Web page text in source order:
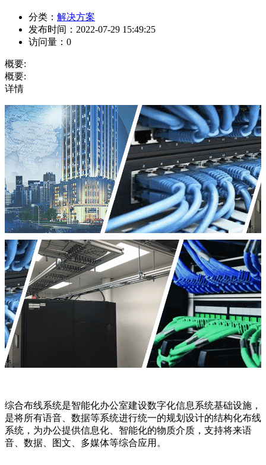
分类： 解决方案
发布时间： 2022-07-29 15:49:25
访问量： 0
概要:
概要:
详情
综合布线系统是智能化办公室建设数字化信息系统基础设施，
是将所有语音、数据等系统进行统一的规划设计的结构化布线
系统，为办公提供信息化、智能化的物质介质，支持将来语
音、数据、图文、多媒体等综合应用。